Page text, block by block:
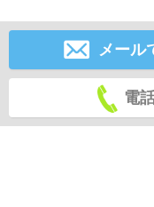
メール
電